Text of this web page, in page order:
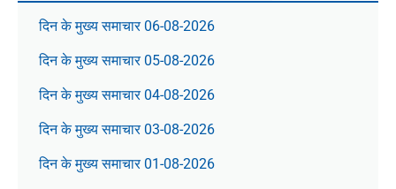
दिन के मुख्य समाचार 06-08-2026
दिन के मुख्य समाचार 05-08-2026
दिन के मुख्य समाचार 04-08-2026
दिन के मुख्य समाचार 03-08-2026
दिन के मुख्य समाचार 01-08-2026